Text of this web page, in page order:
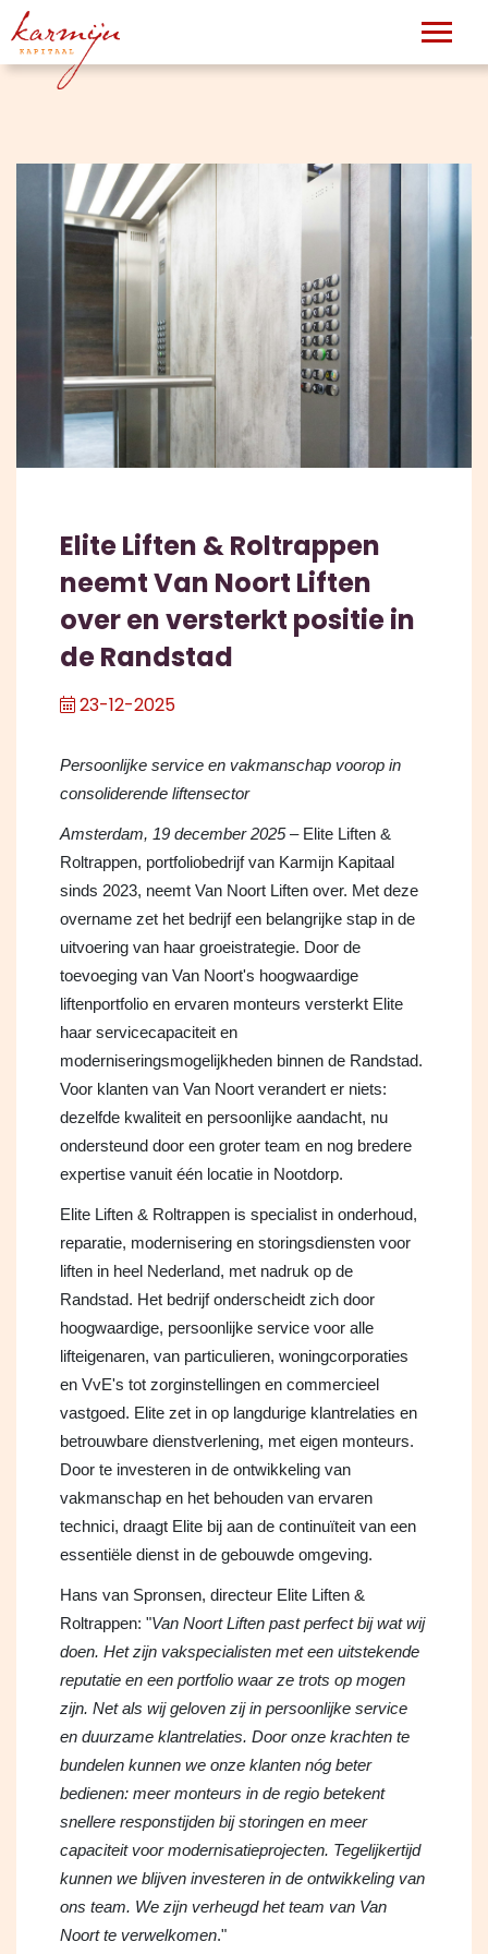
Elite Liften & Roltrappen
neemt Van Noort Liften
over en versterkt positie in
de Randstad
23-12-2025
Persoonlijke service en vakmanschap voorop in
consoliderende liftensector
Amsterdam, 19 december 2025– Elite Liften &
Roltrappen, portfoliobedrijf van Karmijn Kapitaal
sinds 2023, neemt Van Noort Liften over. Met deze
overname zet het bedrijf een belangrijke stap in de
uitvoering van haar groeistrategie. Door de
toevoeging van Van Noort's hoogwaardige
liftenportfolio en ervaren monteurs versterkt Elite
haar servicecapaciteit en
moderniseringsmogelijkheden binnen de Randstad.
Voor klanten van Van Noort verandert er niets:
dezelfde kwaliteit en persoonlijke aandacht, nu
ondersteund door een groter team en nog bredere
expertise vanuit één locatie in Nootdorp.
Elite Liften & Roltrappen is specialist in onderhoud,
reparatie, modernisering en storingsdiensten voor
liften in heel Nederland, met nadruk op de
Randstad. Het bedrijf onderscheidt zich door
hoogwaardige, persoonlijke service voor alle
lifteigenaren, van particulieren, woningcorporaties
en VvE's tot zorginstellingen en commercieel
vastgoed. Elite zet in op langdurige klantrelaties en
betrouwbare dienstverlening, met eigen monteurs.
Door te investeren in de ontwikkeling van
vakmanschap en het behouden van ervaren
technici, draagt Elite bij aan de continuïteit van een
essentiële dienst in de gebouwde omgeving.
Hans van Spronsen, directeur Elite Liften &
Roltrappen: "Van Noort Liften past perfect bij wat wij
doen. Het zijn vakspecialisten met een uitstekende
reputatie en een portfolio waar ze trots op mogen
zijn. Net als wij geloven zij in persoonlijke service
en duurzame klantrelaties. Door onze krachten te
bundelen kunnen we onze klanten nóg beter
bedienen: meer monteurs in de regio betekent
snellere responstijden bij storingen en meer
capaciteit voor modernisatieprojecten. Tegelijkertijd
kunnen we blijven investeren in de ontwikkeling van
ons team. We zijn verheugd het team van Van
Noort te verwelkomen."